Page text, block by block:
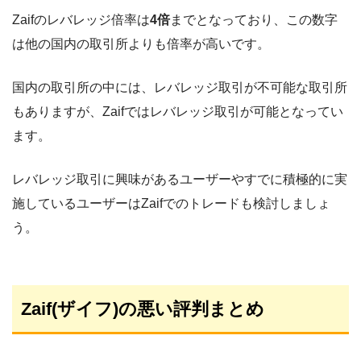
Zaifのレバレッジ倍率は4倍までとなっており、この数字
は他の国内の取引所よりも倍率が高いです。
国内の取引所の中には、レバレッジ取引が不可能な取引所
もありますが、Zaifではレバレッジ取引が可能となってい
ます。
レバレッジ取引に興味があるユーザーやすでに積極的に実
施しているユーザーはZaifでのトレードも検討しましょ
う。
Zaif(ザイフ)の悪い評判まとめ